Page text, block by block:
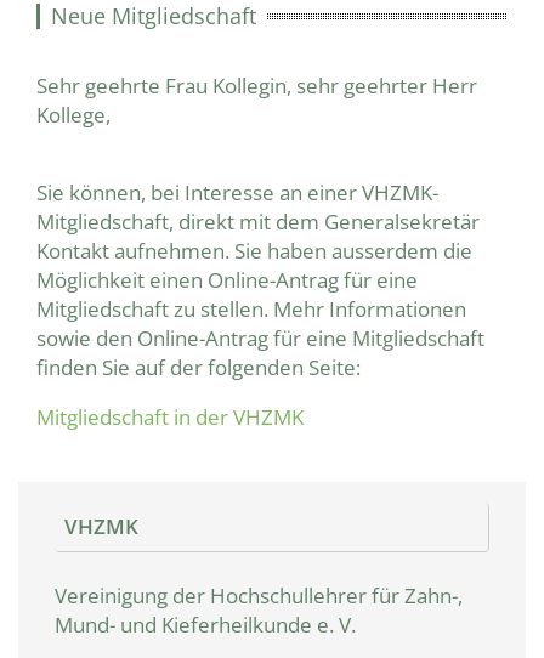
Neue Mitgliedschaft
Sehr geehrte Frau Kollegin, sehr geehrter Herr
Kollege,
Sie können, bei Interesse an einer VHZMK-
Mitgliedschaft, direkt mit dem Generalsekretär
Kontakt aufnehmen. Sie haben ausserdem die
Möglichkeit einen Online-Antrag für eine
Mitgliedschaft zu stellen. Mehr Informationen
sowie den Online-Antrag für eine Mitgliedschaft
finden Sie auf der folgenden Seite:
Mitgliedschaft in der VHZMK
VHZMK
Vereinigung der Hochschullehrer für Zahn-,
Mund- und Kieferheilkunde e. V.